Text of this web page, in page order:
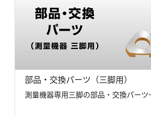
部品・交換パーツ（三脚用）
測量機器専用三脚の部品・交換パーツ